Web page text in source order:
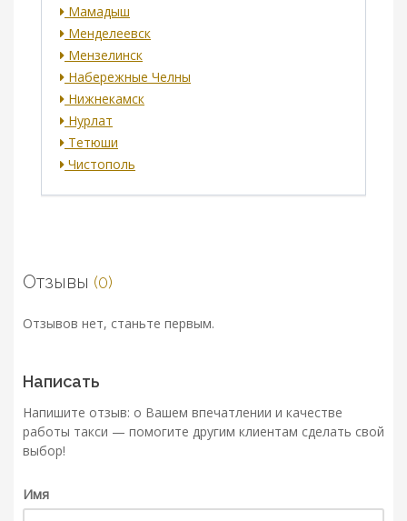
Мамадыш
Менделеевск
Мензелинск
Набережные Челны
Нижнекамск
Нурлат
Тетюши
Чистополь
Отзывы (0)
Отзывов нет, станьте первым.
Написать
Напишите отзыв: о Вашем впечатлении и качестве
работы такси — помогите другим клиентам сделать свой
выбор!
Имя